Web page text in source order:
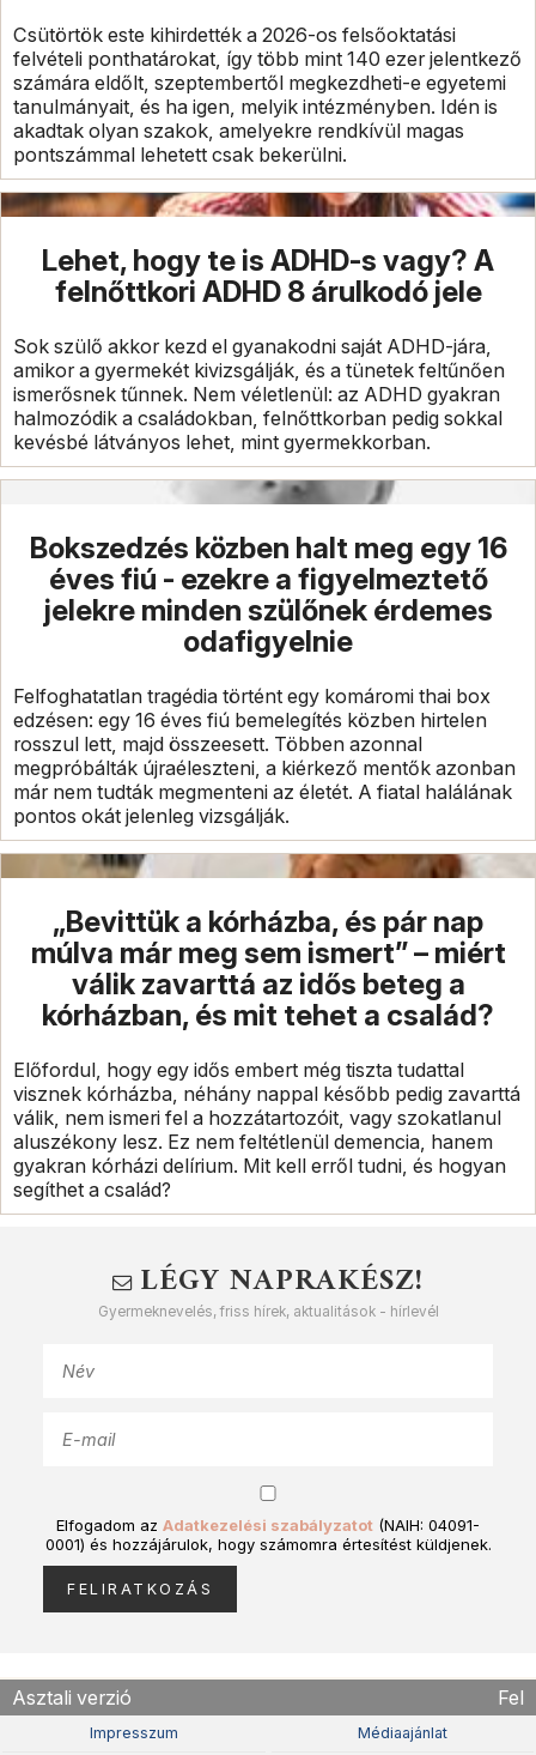
Csütörtök este kihirdették a 2026-os felsőoktatási
felvételi ponthatárokat, így több mint 140 ezer jelentkező
számára eldőlt, szeptembertől megkezdheti-e egyetemi
tanulmányait, és ha igen, melyik intézményben. Idén is
akadtak olyan szakok, amelyekre rendkívül magas
pontszámmal lehetett csak bekerülni.
Lehet, hogy te is ADHD-s vagy? A
felnőttkori ADHD 8 árulkodó jele
Sok szülő akkor kezd el gyanakodni saját ADHD-jára,
amikor a gyermekét kivizsgálják, és a tünetek feltűnően
ismerősnek tűnnek. Nem véletlenül: az ADHD gyakran
halmozódik a családokban, felnőttkorban pedig sokkal
kevésbé látványos lehet, mint gyermekkorban.
Bokszedzés közben halt meg egy 16
éves fiú - ezekre a figyelmeztető
jelekre minden szülőnek érdemes
odafigyelnie
Felfoghatatlan tragédia történt egy komáromi thai box
edzésen: egy 16 éves fiú bemelegítés közben hirtelen
rosszul lett, majd összeesett. Többen azonnal
megpróbálták újraéleszteni, a kiérkező mentők azonban
már nem tudták megmenteni az életét. A fiatal halálának
pontos okát jelenleg vizsgálják.
„Bevittük a kórházba, és pár nap
múlva már meg sem ismert” – miért
válik zavarttá az idős beteg a
kórházban, és mit tehet a család?
Előfordul, hogy egy idős embert még tiszta tudattal
visznek kórházba, néhány nappal később pedig zavarttá
válik, nem ismeri fel a hozzátartozóit, vagy szokatlanul
aluszékony lesz. Ez nem feltétlenül demencia, hanem
gyakran kórházi delírium. Mit kell erről tudni, és hogyan
segíthet a család?
LÉGY NAPRAKÉSZ!
Gyermeknevelés, friss hírek, aktualitások - hírlevél
Elfogadom az Adatkezelési szabályzatot (NAIH: 04091-
0001) és hozzájárulok, hogy számomra értesítést küldjenek.
Asztali verzió Fel
Impresszum Médiaajánlat